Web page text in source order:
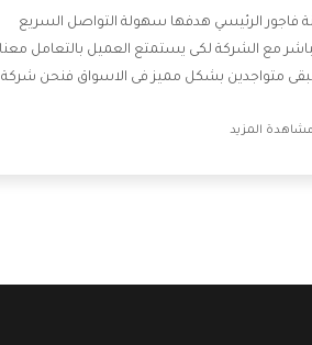
فاجور الرئيسي هدفها سهولة التواصل السريع
مع الشركة لكى يستمتع العميل بالتعامل معنا
متواجدين بشكل مميز فى الاسواق فنحن شركة
التى تنفرد الشركة بها والتى تكون منها خدمة
مشاهدة المزيد